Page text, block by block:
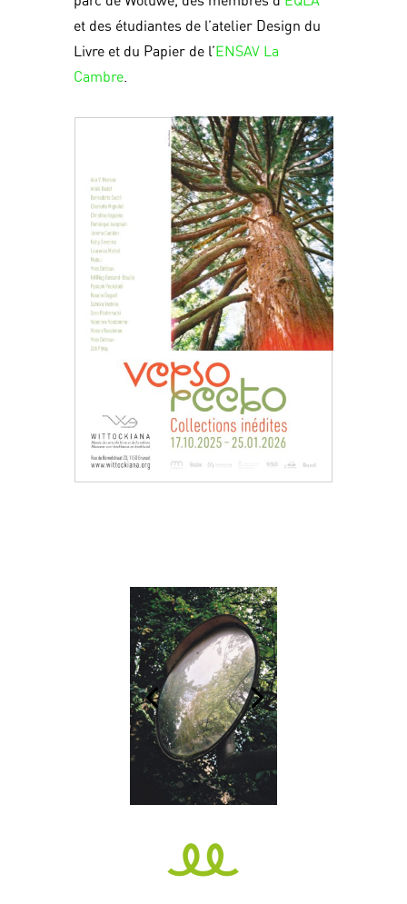
et des étudiantes de l’atelier Design du
Livre et du Papier de l’ENSAV La
Cambre.